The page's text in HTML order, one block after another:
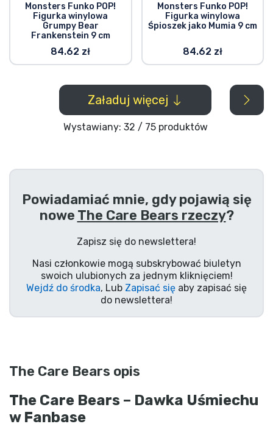
Monsters Funko POP!
Figurka winylowa
Grumpy Bear
Frankenstein 9 cm
84.62 zł
Monsters Funko POP!
Figurka winylowa
Śpioszek jako Mumia 9 cm
84.62 zł
Załaduj więcej
Wystawiany: 32 / 75 produktów
Powiadamiać mnie, gdy pojawią się
nowe The Care Bears rzeczy?
Zapisz się do newslettera!
Nasi członkowie mogą subskrybować biuletyn
swoich ulubionych za jednym kliknięciem!
Wejdź do środka, Lub Zapisać się aby zapisać się
do newslettera!
The Care Bears opis
The Care Bears – Dawka Uśmiechu
w Fanbase